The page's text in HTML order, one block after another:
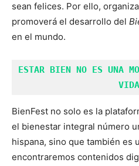
sean felices. Por ello,
promoverá el desarrollo del
en el mundo.
ESTAR BIEN NO ES UNA
VIDA
BienFest no solo es la
el bienestar integral número
hispana, sino que también es
encontraremos contenidos